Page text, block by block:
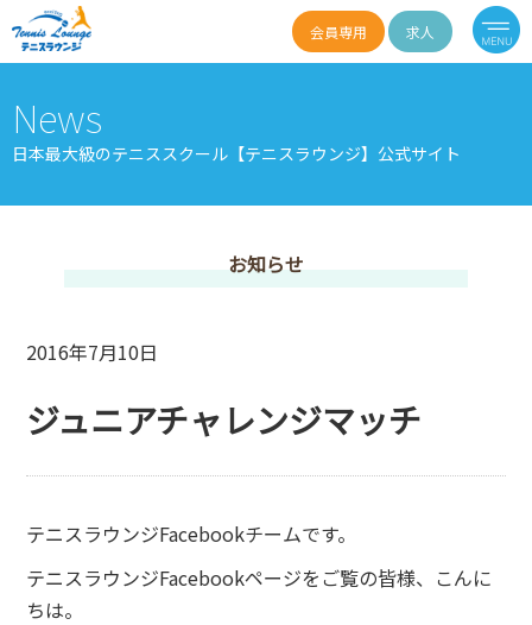
会員専用 求人
News
日本最大級のテニススクール【テニスラウンジ】公式サイト
お知らせ
2016年7月10日
ジュニアチャレンジマッチ
テニスラウンジFacebookチームです。
テニスラウンジFacebookページをご覧の皆様、こんに
ちは。